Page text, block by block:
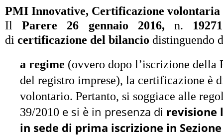
PMI Innovative, Certificazione volontaria
IlParere 26 gennaio 2016, n. 19271
di certificazione del bilancio distinguendo
a regime (ovvero dopo l’iscrizione della
del registro imprese), la certificazione è
volontario. Pertanto, si soggiace alle
39/2010 e si è in presenza di revisione
in sede di prima iscrizione in